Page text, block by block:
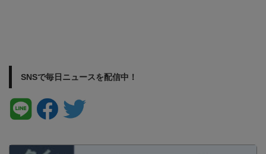
SNSで毎日ニュースを配信中！